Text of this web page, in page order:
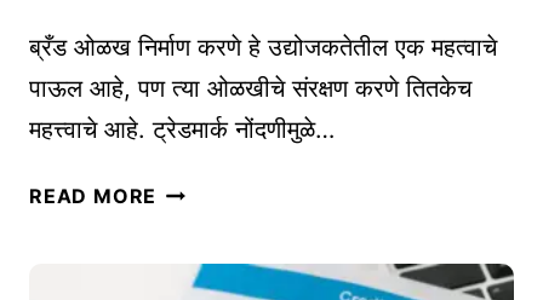
प
ती
|
ब्रँड ओळख निर्माण करणे हे उद्योजकतेतील एक महत्वाचे
पाऊल आहे, पण त्या ओळखीचे संरक्षण करणे तितकेच
महत्त्वाचे आहे. ट्रेडमार्क नोंदणीमुळे…
READ MORE ट्रे